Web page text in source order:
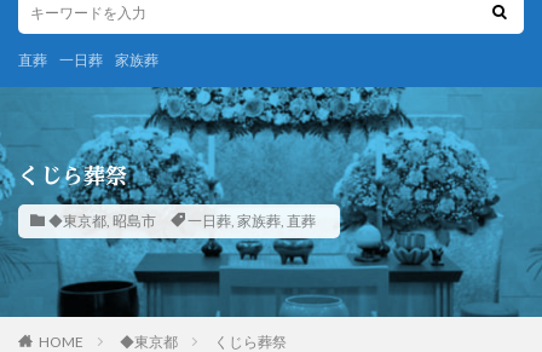
直葬 一日葬 家族葬
くじら葬祭
◆東京都, 昭島市 一日葬, 家族葬, 直葬
HOME ◆東京都 くじら葬祭